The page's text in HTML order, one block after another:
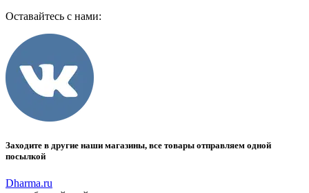
Оставайтесь с нами:
Заходите в другие наши магазины, все товары отправляем одной
посылкой
Dharma.ru